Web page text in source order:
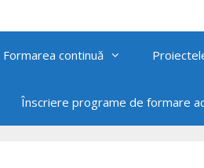
Formarea continuă
Înscriere programe de formare